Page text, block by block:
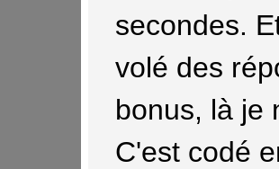
secondes.
volé des
bonus, là je
C'est codé